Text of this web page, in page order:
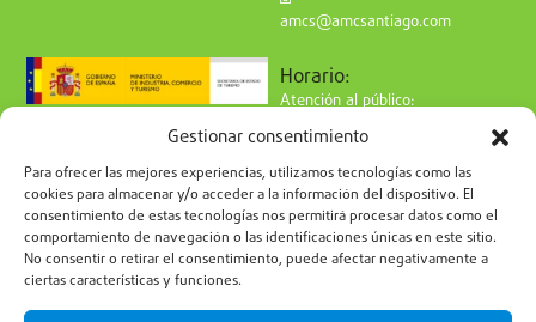
Gestionar consentimiento
Para ofrecer las mejores experiencias, utilizamos tecnologías como las
cookies para almacenar y/o acceder a la información del dispositivo. El
consentimiento de estas tecnologías nos permitirá procesar datos como el
comportamiento de navegación o las identificaciones únicas en este sitio.
No consentir o retirar el consentimiento, puede afectar negativamente a
ciertas características y funciones.
amcs@amcsantiago.com
Horario:
Atención al público:
de 9 a 15h
Síguenos en redes:
Suscríbete a nuestro boletín